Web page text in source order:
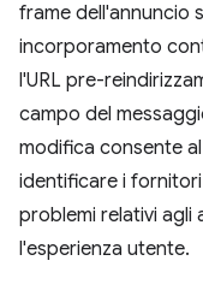
frame dell'annuncio
incorporamento
l'URL pre-
campo del
modifica consente
identificare i
problemi relativi agli
l'esperienza utente.